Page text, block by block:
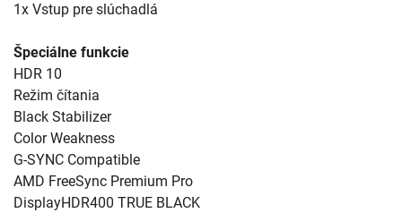
1x Vstup pre slúchadlá
Špeciálne funkcie
HDR 10
Režim čítania
Black Stabilizer
Color Weakness
G-SYNC Compatible
AMD FreeSync Premium Pro
DisplayHDR400 TRUE BLACK